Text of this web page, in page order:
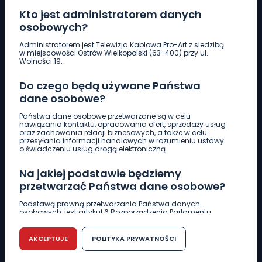
Kto jest administratorem danych
osobowych?
Administratorem jest Telewizja Kablowa Pro-Art z siedzibą
w miejscowości Ostrów Wielkopolski (63-400) przy ul.
Wolności 19.
Do czego będą używane Państwa
dane osobowe?
Państwa dane osobowe przetwarzane są w celu
nawiązania kontaktu, opracowania ofert, sprzedaży usług
oraz zachowania relacji biznesowych, a także w celu
przesyłania informacji handlowych w rozumieniu ustawy
o świadczeniu usług drogą elektroniczną.
Na jakiej podstawie będziemy
przetwarzać Państwa dane osobowe?
Podstawą prawną przetwarzania Państwa danych
osobowych, jest artykuł 6 Rozporządzenia Parlamentu
r. w sprawie ochrony osób fizycznych w związku z
przetwarzaniem danych osobowych w sprawie
swobodnego przepływu takich danych oraz uchylenia
dyrektywy 95/46/WE (RODO).
AKCEPTUJE POLITYKA PRYWATNOŚCI
Pobierz logotyp
661 997 997
REDAKCJA
62 735 22 22redakcja@wlkp24.info
DZIAŁ REKLAMY
62 735 01 85 reklama@wlkp24.info
WIADOMOŚCI
CIEKAWOSTKI